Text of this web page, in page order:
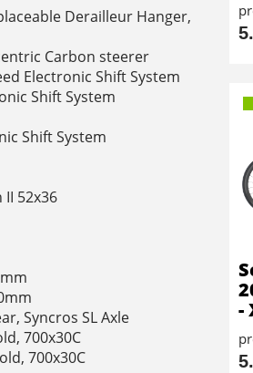
Derailleur Hanger,
Carbon steerer
Electronic Shift System
Shift System
Shift System
52x36
Syncros SL Axle
700x30C
700x30C
-